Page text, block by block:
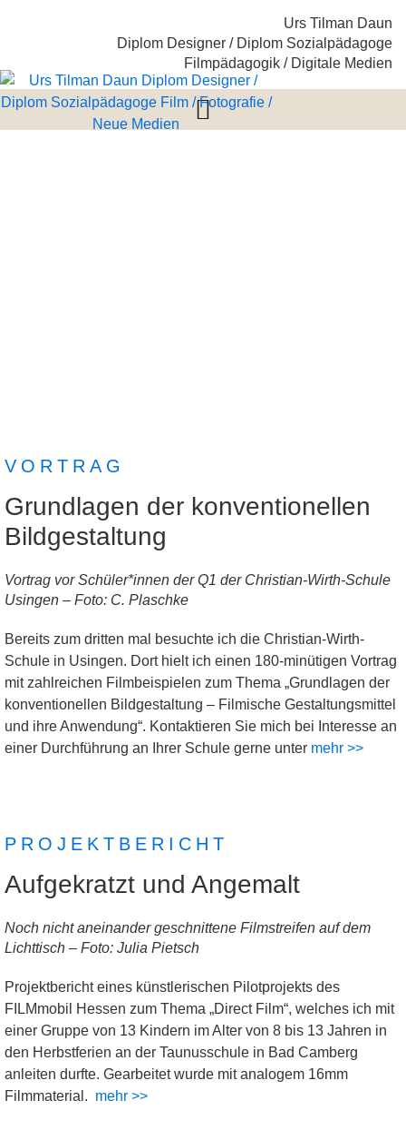
Urs Tilman Daun
Diplom Designer / Diplom Sozialpädagoge
Filmpädagogik / Digitale Medien
auch."
Urs Tilman Daun
Hier klicken
VORTRAG
Grundlagen der konventionellen
Bildgestaltung
Vortrag vor Schüler*innen der Q1 der Christian-Wirth-Schule
Usingen – Foto: C. Plaschke
Bereits zum dritten mal besuchte ich die Christian-Wirth-
Schule in Usingen. Dort hielt ich einen 180-minütigen Vortrag
mit zahlreichen Filmbeispielen zum Thema „Grundlagen der
konventionellen Bildgestaltung – Filmische Gestaltungsmittel
und ihre Anwendung“. Kontaktieren Sie mich bei Interesse an
einer Durchführung an Ihrer Schule gerne unter mehr >>
PROJEKTBERICHT
Aufgekratzt und Angemalt
Noch nicht aneinander geschnittene Filmstreifen auf dem
Lichttisch – Foto: Julia Pietsch
Projektbericht eines künstlerischen Pilotprojekts des
FILMmobil Hessen zum Thema „Direct Film“, welches ich mit
einer Gruppe von 13 Kindern im Alter von 8 bis 13 Jahren in
den Herbstferien an der Taunusschule in Bad Camberg
anleiten durfte. Gearbeitet wurde mit analogem 16mm
Filmmaterial. mehr >>